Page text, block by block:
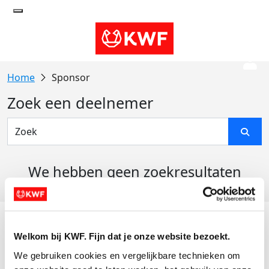
Welkom bij KWF. Fijn dat je onze website bezoekt.
We gebruiken cookies en vergelijkbare technieken om
Sponsor
Zoek een deelnemer
We hebben geen zoekresultaten
Actiematerialen
Evenementen